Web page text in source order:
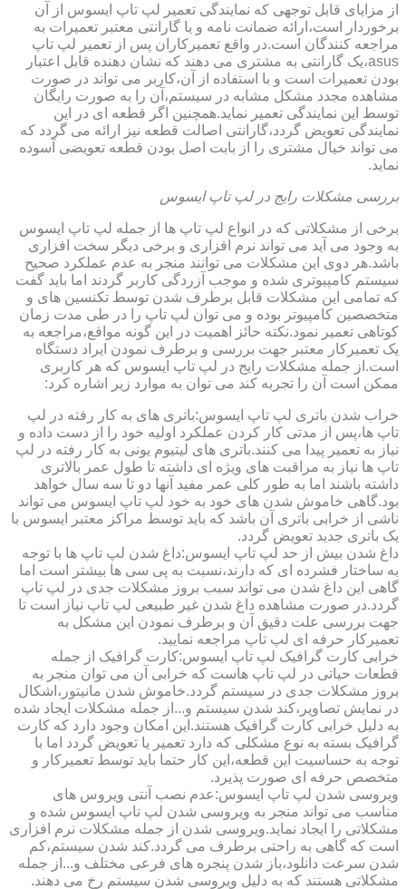
از مزایای قابل توجهی که نمایندگی تعمیر لپ تاپ ایسوس از آن
برخوردار است،ارائه ضمانت نامه و یا گارانتی معتبر تعمیرات به
مراجعه کنندگان است.در واقع تعمیرکاران پس از تعمیر لپ تاپ
asus،یک گارانتی به مشتری می دهند که نشان دهنده قابل اعتبار
بودن تعمیرات است و با استفاده از آن،کاربر می تواند در صورت
مشاهده مجدد مشکل مشابه در سیستم،آن را به صورت رایگان
توسط این نمایندگی تعمیر نماید.همچنین اگر قطعه ای در این
نمایندگی تعویض گردد،گارانتی اصالت قطعه نیز ارائه می گردد که
می تواند خیال مشتری را از بابت اصل بودن قطعه تعویضی آسوده
نماید.
بررسی مشکلات رایج در لپ تاپ ایسوس
برخی از مشکلاتی که در انواع لپ تاپ ها از جمله لپ تاپ ایسوس
به وجود می آید می تواند نرم افزاری و برخی دیگر سخت افزاری
باشد.هر دوی این مشکلات می توانند منجر به عدم عملکرد صحیح
سیستم کامپیوتری شده و موجب آزردگی کاربر گردند اما باید گفت
که تمامی این مشکلات قابل برطرف شدن توسط تکنسین های و
متخصصین کامپیوتر بوده و می توان لپ تاپ را در طی مدت زمان
کوتاهی تعمیر نمود.نکته حائز اهمیت در این گونه مواقع،مراجعه به
یک تعمیرکار معتبر جهت بررسی و برطرف نمودن ایراد دستگاه
است.از جمله مشکلات رایج در لپ تاپ ایسوس که هر کاربری
ممکن است آن را تجربه کند می توان به موارد زیر اشاره کرد:
خراب شدن باتری لپ تاپ ایسوس:باتری های به کار رفته در لپ
تاپ ها،پس از مدتی کار کردن عملکرد اولیه خود را از دست داده و
نیاز به تعمیر پیدا می کنند.باتری های لیتیوم یونی به کار رفته در لپ
تاپ ها نیاز به مراقبت های ویژه ای داشته تا طول عمر بالاتری
داشته باشند اما به طور کلی عمر مفید آنها دو تا سه سال خواهد
بود.گاهی خاموش شدن های خود به خود لپ تاپ ایسوس می تواند
ناشی از خرابی باتری آن باشد که باید توسط مراکز معتبر ایسوس با
یک باتری جدید تعویض گردد.
داغ شدن بیش از حد لپ تاپ ایسوس:داغ شدن لپ تاپ ها با توجه
به ساختار فشرده ای که دارند،نسبت به پی سی ها بیشتر است اما
گاهی این داغ شدن می تواند سبب بروز مشکلات جدی در لپ تاپ
گردد.در صورت مشاهده داغ شدن غیر طبیعی لپ تاپ نیاز است تا
جهت بررسی علت دقیق آن و برطرف نمودن این مشکل به
تعمیرکار حرفه ای لپ تاپ مراجعه نمایید.
خرابی کارت گرافیک لپ تاپ ایسوس:کارت گرافیک از جمله
قطعات حیاتی در لپ تاپ هاست که خرابی آن می توان منجر به
بروز مشکلات جدی در سیستم گردد.خاموش شدن مانیتور،اشکال
در نمایش تصاویر،کند شدن سیستم و...از جمله مشکلات ایجاد شده
به دلیل خرابی کارت گرافیک هستند.این امکان وجود دارد که کارت
گرافیک بسته به نوع مشکلی که دارد تعمیر یا تعویض گردد اما با
توجه به حساسیت این قطعه،این کار حتما باید توسط تعمیرکار و
متخصص حرفه ای صورت پذیرد.
ویروسی شدن لپ تاپ ایسوس:عدم نصب آنتی ویروس های
مناسب می تواند منجر به ویروسی شدن لپ تاپ ایسوس شده و
مشکلاتی را ایجاد نماید.ویروسی شدن از جمله مشکلات نرم افزاری
است که گاهی به راحتی برطرف می گردد.کند شدن سیستم،کم
شدن سرعت دانلود،باز شدن پنجره های فرعی مختلف و...از جمله
مشکلاتی هستند که به دلیل ویروسی شدن سیستم رخ می دهند.